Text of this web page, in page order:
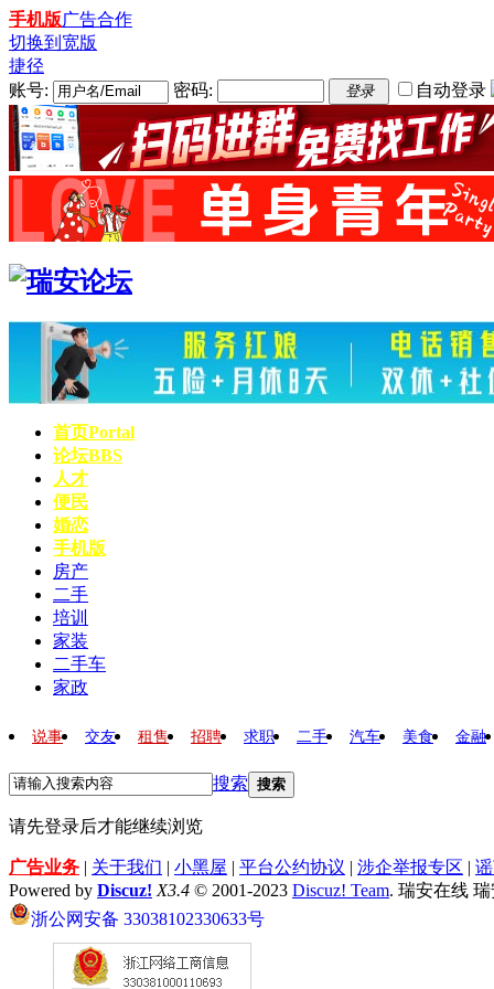
手机版广告合作
切换到宽版
捷径
账号:
密码: 登录 自动登录
首页Portal
论坛BBS
人才
便民
婚恋
手机版
房产
二手
培训
家装
二手车
家政
说事 交友 租售 招聘 求职 二手 汽车 美食 金融
搜索 搜索
请先登录后才能继续浏览
广告业务 | 关于我们 | 小黑屋 | 平台公约协议 | 涉企举报专区 |
Powered by Discuz! X3.4 © 2001-2023 Discuz! Team. 瑞安在线
浙公网安备 33038102330633号